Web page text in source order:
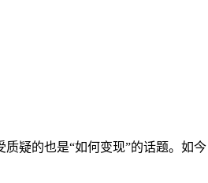
疑的也是“如何变现”的话题。如